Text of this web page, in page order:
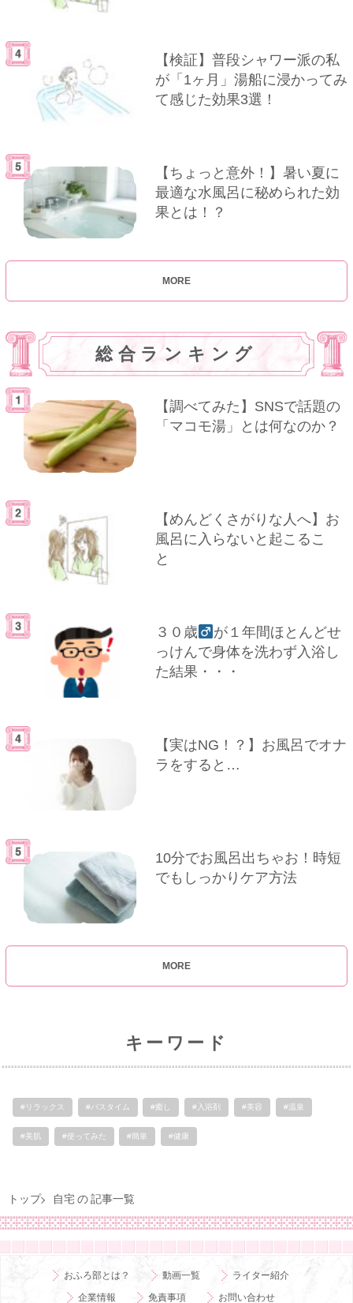
【検証】普段シャワー派の私
が「1ヶ月」湯船に浸かってみ
て感じた効果3選！
【ちょっと意外！】暑い夏に
最適な水風呂に秘められた効
果とは！？
MORE
総合ランキング
【調べてみた】SNSで話題の
「マコモ湯」とは何なのか？
【めんどくさがりな人へ】お
風呂に入らないと起こるこ
と
３０歳
が１年間ほとんどせ
っけんで身体を洗わず入浴し
た結果・・・
【実はNG！？】お風呂でオナ
ラをすると…
10分でお風呂出ちゃお！時短
でもしっかりケア方法
MORE
キーワード
#リラックス #バスタイム #癒し #入浴剤 #美容 #温泉
#美肌 #使ってみた #簡単 #健康
トップ 自宅 の 記事一覧
おふろ部とは？ 動画一覧
ライター紹介
企業情報
免責事項 お問い合わせ